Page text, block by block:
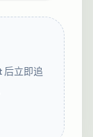
后立即追